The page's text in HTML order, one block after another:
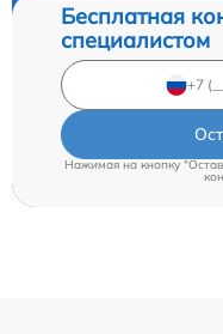
Бесплатная
специалистом
Нажимая на кнопку